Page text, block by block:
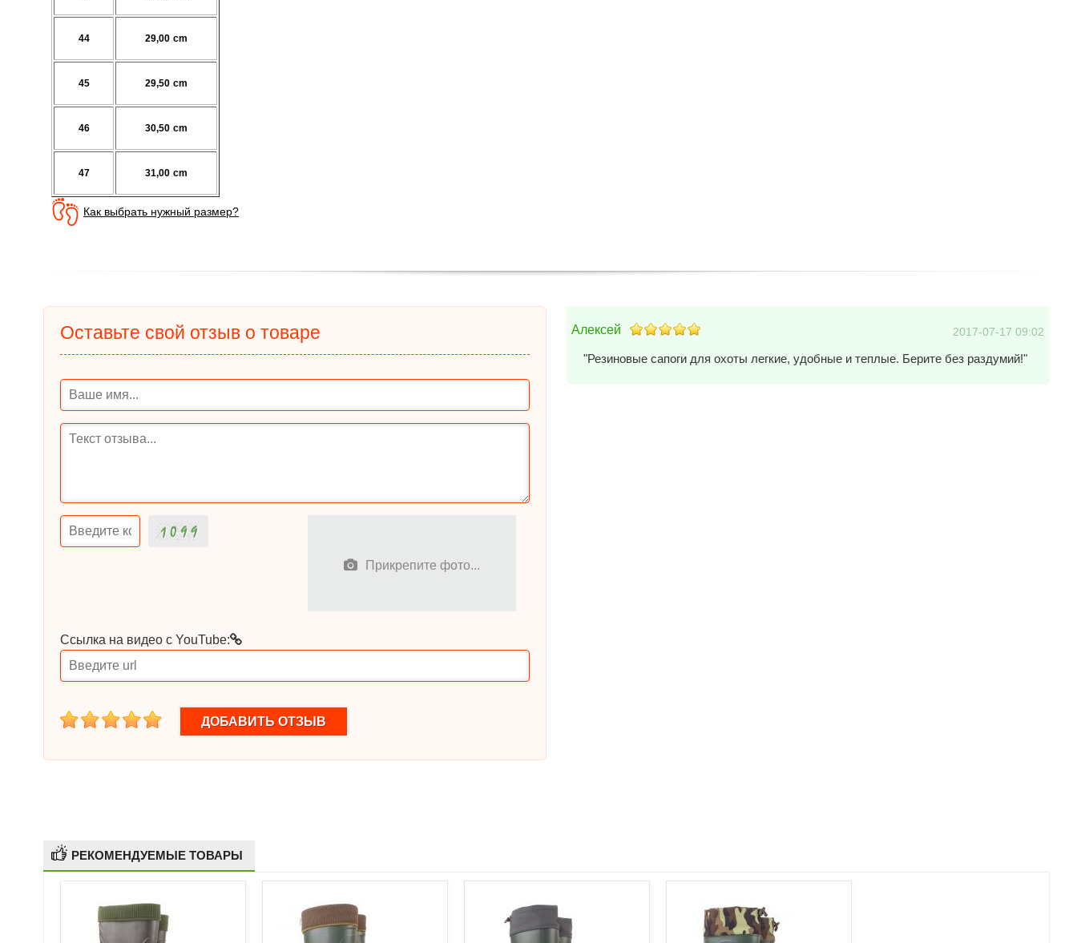
44 29,00 cm
45 29,50 cm
46 30,50 cm
47 31,00 cm
Как выбрать нужный размер?
Оставьте свой отзыв о товаре
Прикрепите фото...
Ссылка на видео с YouTube:
1 2 3 4 5
Алексей 2017-07-17 09:02
"Резиновые сапоги для охоты легкие, удобные и теплые. Берите без раздумий!"
РЕКОМЕНДУЕМЫЕ ТОВАРЫ